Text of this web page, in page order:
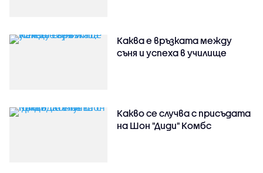
Каква е връзката между
съня и успеха в училище
Какво се случва с присъдата
на Шон "Диди" Комбс